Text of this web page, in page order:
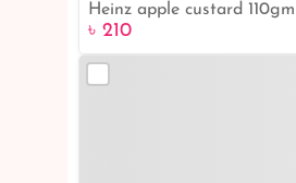
Heinz apple custard 110gm
৳ 210